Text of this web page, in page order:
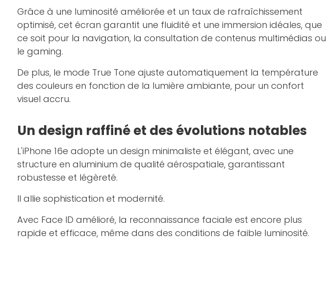
Grâce à une luminosité améliorée et un taux de rafraîchissement
optimisé, cet écran garantit une fluidité et une immersion idéales, que
ce soit pour la navigation, la consultation de contenus multimédias ou
le gaming.
De plus, le mode True Tone ajuste automatiquement la température
des couleurs en fonction de la lumière ambiante, pour un confort
visuel accru.
Un design raffiné et des évolutions notables
L'iPhone 16e adopte un design minimaliste et élégant, avec une
structure en aluminium de qualité aérospatiale, garantissant
robustesse et légèreté.
Il allie sophistication et modernité.
Avec Face ID amélioré, la reconnaissance faciale est encore plus
rapide et efficace, même dans des conditions de faible luminosité.